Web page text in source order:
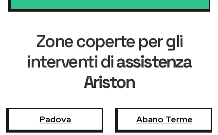
Zone coperte per gli
interventi diassistenza
Ariston
Padova Abano Terme